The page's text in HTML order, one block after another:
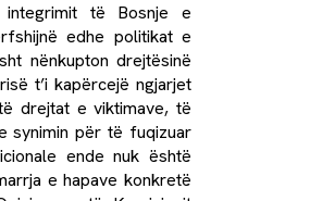
integrimit të Bosnje e
edhe politikat e
nënkupton drejtësinë
t’i kapërcejë ngjarjet
drejtat e viktimave, të
synimin për të fuqizuar
ende nuk është
e hapave konkretë